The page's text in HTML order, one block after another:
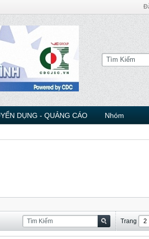
DỤNG - QUẢNG CÁO Nhóm
Trang